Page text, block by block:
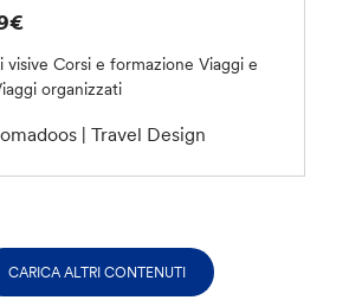
visiveCorsi e formazioneViaggi e
organizzati
| Travel Design
CARICA ALTRI CONTENUTI